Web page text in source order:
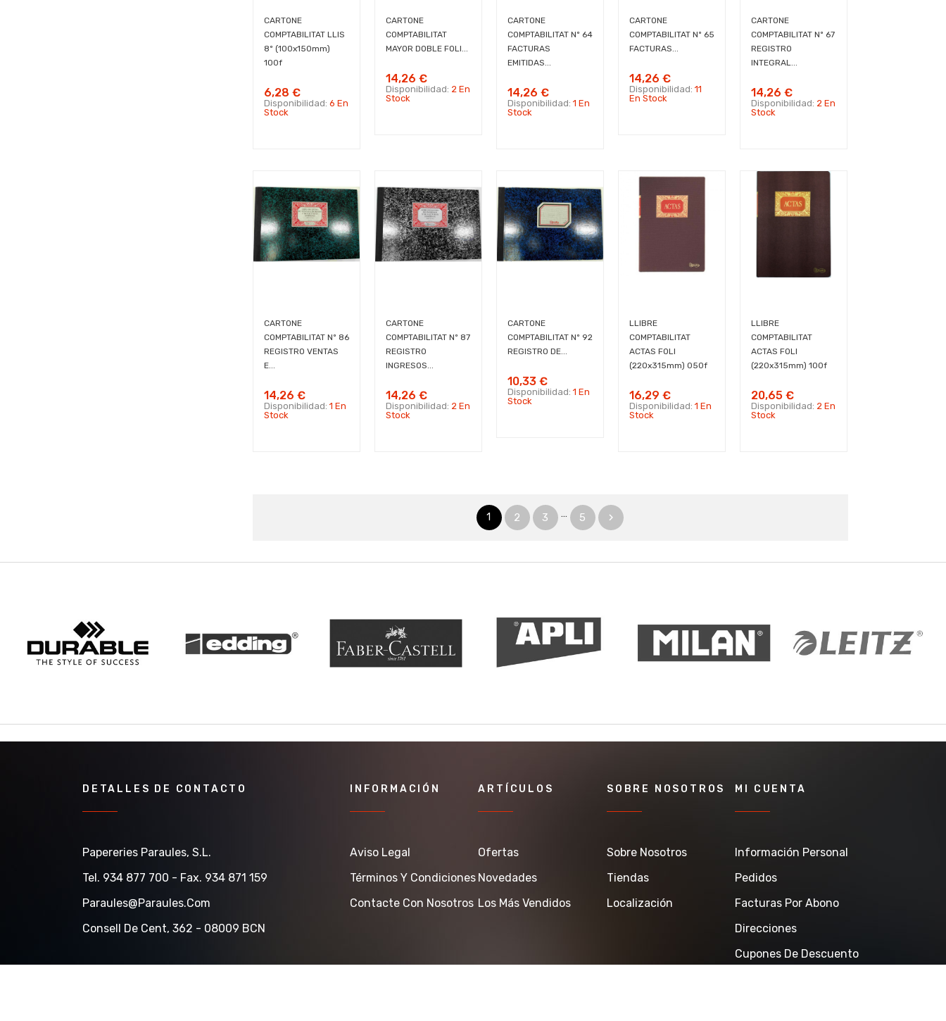
CARTONE
COMPTABILITAT LLIS
8º (100x150mm)
100f
6,28 €
Disponibilidad: 6 En
Stock
CARTONE
COMPTABILITAT
MAYOR DOBLE FOLI...
14,26 €
Disponibilidad: 2 En
Stock
CARTONE
COMPTABILITAT Nº 64
FACTURAS
EMITIDAS...
14,26 €
Disponibilidad: 1 En
Stock
CARTONE
COMPTABILITAT Nº 65
FACTURAS...
14,26 €
Disponibilidad:11
En Stock
CARTONE
COMPTABILITAT Nº 67
REGISTRO
INTEGRAL...
14,26 €
Disponibilidad: 2 En
Stock
CARTONE
COMPTABILITAT Nº 86
REGISTRO VENTAS
E...
14,26 €
Disponibilidad: 1 En
Stock
CARTONE
COMPTABILITAT Nº 87
REGISTRO
INGRESOS...
14,26 €
Disponibilidad: 2 En
Stock
CARTONE
COMPTABILITAT Nº 92
REGISTRO DE...
10,33 €
Disponibilidad: 1 En
Stock
LLIBRE
COMPTABILITAT
ACTAS FOLI
(220x315mm) 050f
16,29 €
Disponibilidad:1 En
Stock
LLIBRE
COMPTABILITAT
ACTAS FOLI
(220x315mm) 100f
20,65 €
Disponibilidad: 2 En
Stock
1 2 3 … 5 
DETALLES DE CONTACTO
Papereries Paraules, S.l.
Tel. 934 877 700 - Fax. 934 871 159
Paraules@paraules.com
Consell De Cent, 362 - 08009 BCN
INFORMACIÓN
Aviso Legal
Términos Y Condiciones
Contacte Con Nosotros
ARTÍCULOS
Ofertas
Novedades
Los Más Vendidos
SOBRE NOSOTROS
Sobre Nosotros
Tiendas
Localización
MI CUENTA
Información Personal
Pedidos
Facturas Por Abono
Direcciones
Cupones De Descuento